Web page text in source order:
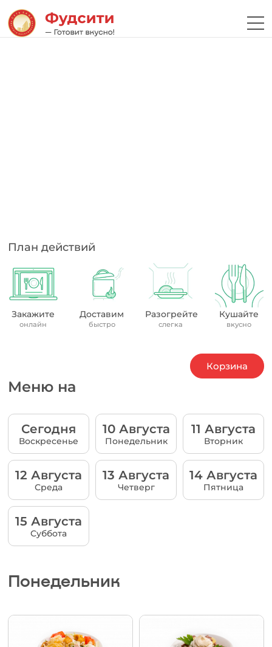
План действий
Закажите
онлайн
Доставим
быстро
Разогрейте
слегка
Кушайте
вкусно
Меню на
Сегодня
Воскресенье
10 Августа
Понедельник
11 Августа
Вторник
12 Августа
Среда
13 Августа
Четверг
14 Августа
Пятница
15 Августа
Суббота
Понедельник
Корзина